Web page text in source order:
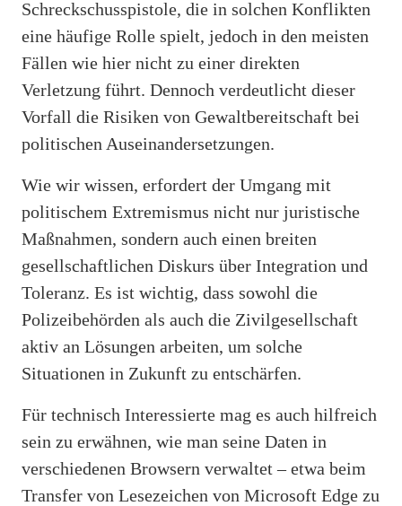
Schreckschusspistole, die in solchen Konflikten
eine häufige Rolle spielt, jedoch in den meisten
Fällen wie hier nicht zu einer direkten
Verletzung führt. Dennoch verdeutlicht dieser
Vorfall die Risiken von Gewaltbereitschaft bei
politischen Auseinandersetzungen.
Wie wir wissen, erfordert der Umgang mit
politischem Extremismus nicht nur juristische
Maßnahmen, sondern auch einen breiten
gesellschaftlichen Diskurs über Integration und
Toleranz. Es ist wichtig, dass sowohl die
Polizeibehörden als auch die Zivilgesellschaft
aktiv an Lösungen arbeiten, um solche
Situationen in Zukunft zu entschärfen.
Für technisch Interessierte mag es auch hilfreich
sein zu erwähnen, wie man seine Daten in
verschiedenen Browsern verwaltet – etwa beim
Transfer von Lesezeichen von Microsoft Edge zu